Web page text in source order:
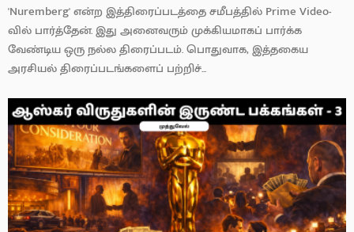
'Nuremberg' என்ற இத்திரைப்படத்தை சமீபத்தில் Prime Video-
வில் பார்த்தேன். இது அனைவரும் முக்கியமாகப் பார்க்க
வேண்டிய ஒரு நல்ல திரைப்படம். பொதுவாக, இத்தகைய
அரசியல் திரைப்படங்களைப் பற்றிச்...